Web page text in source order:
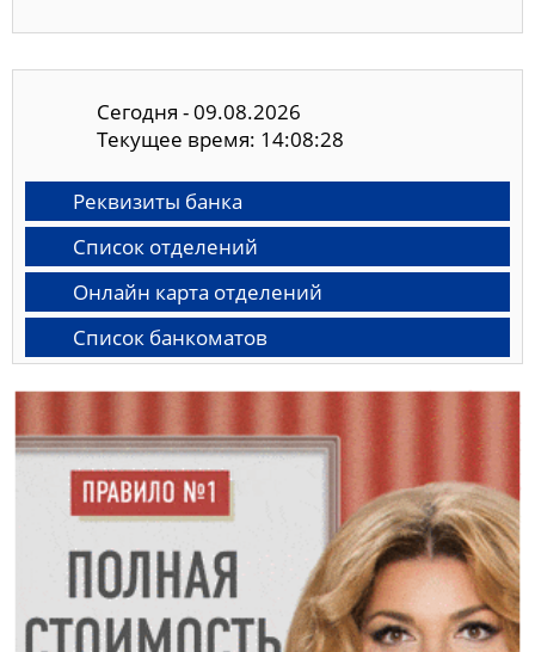
Сегодня - 09.08.2026
Текущее время: 14:08:29
Реквизиты банка
Список отделений
Онлайн карта отделений
Список банкоматов